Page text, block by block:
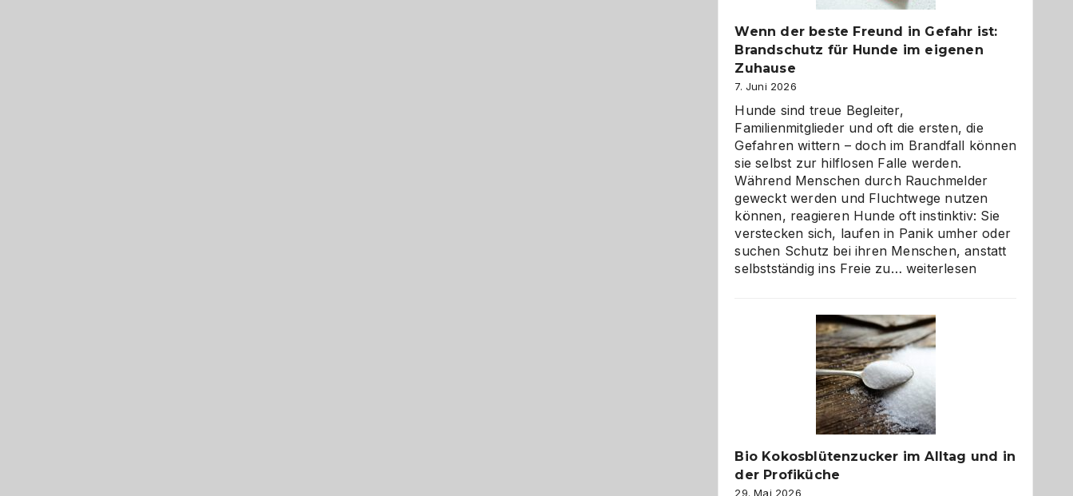
Wenn der beste Freund in Gefahr ist:
Brandschutz für Hunde im eigenen
Zuhause
7. Juni 2026
Hunde sind treue Begleiter,
Familienmitglieder und oft die ersten, die
Gefahren wittern – doch im Brandfall können
sie selbst zur hilflosen Falle werden.
Während Menschen durch Rauchmelder
geweckt werden und Fluchtwege nutzen
können, reagieren Hunde oft instinktiv: Sie
verstecken sich, laufen in Panik umher oder
suchen Schutz bei ihren Menschen, anstatt
selbstständig ins Freie zu… Wenn
Freund
in
Gefahr
ist:
Brandschutz
für
Hunde
eigenen
weiterlesen
Bio Kokosblütenzucker im Alltag und in
der Profiküche
29. Mai 2026